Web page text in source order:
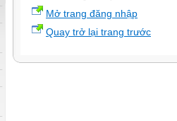
Mở trang đăng nhập
Quay trở lại trang trước